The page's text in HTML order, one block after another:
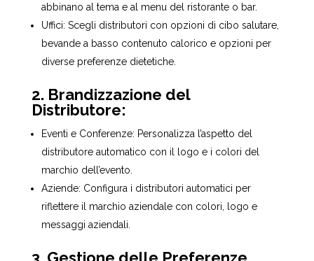
abbinano al tema e al menu del ristorante o bar.
Uffici: Scegli distributori con opzioni di cibo salutare,
bevande a basso contenuto calorico e opzioni per
diverse preferenze dietetiche.
2. Brandizzazione del
Distributore:
Eventi e Conferenze: Personalizza l’aspetto del
distributore automatico con il logo e i colori del
marchio dell’evento.
Aziende: Configura i distributori automatici per
riflettere il marchio aziendale con colori, logo e
messaggi aziendali.